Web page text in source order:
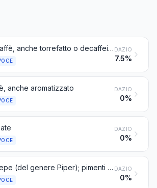
Caffè, anche torrefatto o decaffeinizzato; bucce e pellicole di caffè; succedanei del caffè contenenti caffè in qualsiasi proporzione DAZIO
7.5%
anche aromatizzato DAZIO
0%
DAZIO
0%
Pepe (del genere Piper); pimenti del genere Capsicum o del genere Pimenta, essiccati, tritati o polverizzati DAZIO
0%